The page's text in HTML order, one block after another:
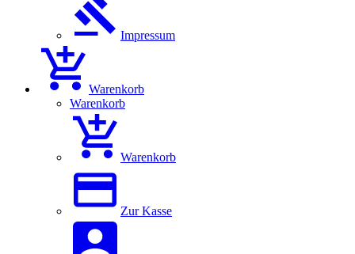
Impressum
Warenkorb
Warenkorb
Warenkorb
Zur Kasse